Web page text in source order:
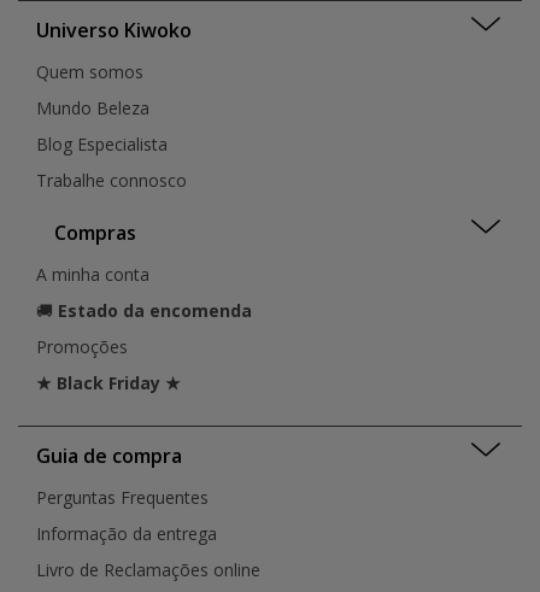
Universo Kiwoko
Quem somos
Mundo Beleza
Blog Especialista
Trabalhe connosco
Compras
A minha conta
🚚 Estado da encomenda
Promoções
★ Black Friday ★
Guia de compra
Perguntas Frequentes
Informação da entrega
Livro de Reclamações online